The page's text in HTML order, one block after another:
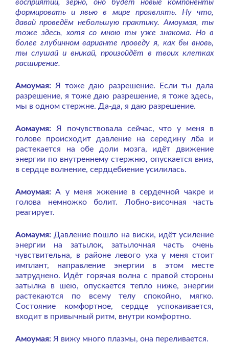
восприятии, зерно, оно будет новые компоненты
формировать и явью в мире проявлять. Ну что,
давай проведём небольшую практику. Амоумая, ты
тоже здесь, хотя со мною ты уже знакома. Но в
более глубинном варианте проведу я, как бы вновь,
ты слушай и вникай, произойдёт в твоих клетках
расширение.
Амоумая: Я тоже даю разрешение. Если ты дала
разрешение, я тоже даю разрешение, я тоже здесь,
мы в одном стержне. Да-да, я даю разрешение.
Аомаумя: Я почувствовала сейчас, что у меня в
голове происходит давление на середину лба и
растекается на обе доли мозга, идёт движение
энергии по внутреннему стержню, опускается вниз,
в сердце волнение, сердцебиение усилилась.
Амоумая: А у меня жжение в сердечной чакре и
голова немножко болит. Лобно-височная часть
реагирует.
Аомаумя: Давление пошло на виски, идёт усиление
энергии на затылок, затылочная часть очень
чувствительна, в районе левого уха у меня стоит
имплант, направление энергии в этом месте
затруднено. Идёт горячая волна с правой стороны
затылка в шею, опускается тепло ниже, энергии
растекаются по всему телу спокойно, мягко.
Состояние комфортное, сердце успокаивается,
входит в привычный ритм, внутри комфортно.
Амоумая: Я вижу много плазмы, она переливается.